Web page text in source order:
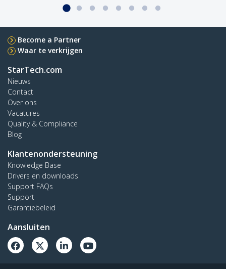
Crossbar Dual Monitor Standaard, 27 inch
Dual monitor standaard met ondersteuning
voor maximaal 27" monitors met in hoogte
verstelbare kolom
4-Port USB-C Hub, 5Gbps, Bus Powered
H5C4A-USB-HUB
Voeg vier extra externe USB 3.0 poorten toe
aan je notebook of Ultrabook&trade; dankzij
deze compacte, draagbare hub
Become a Partner
Waar te verkrijgen
StarTech.com
Nieuws
Contact
Over ons
Vacatures
Quality & Compliance
Blog
Klantenondersteuning
Knowledge Base
Drivers en downloads
Support FAQs
Support
Garantiebeleid
Aansluiten